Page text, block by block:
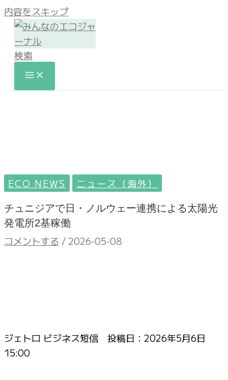
内容をスキップ
検索
ECO NEWS ニュース（海外）
チュニジアで日・ノルウェー連携による太陽光
発電所2基稼働
コメントする / 2026-05-08
ジェトロ ビジネス短信 投稿日： 2026年5月6日
15:00